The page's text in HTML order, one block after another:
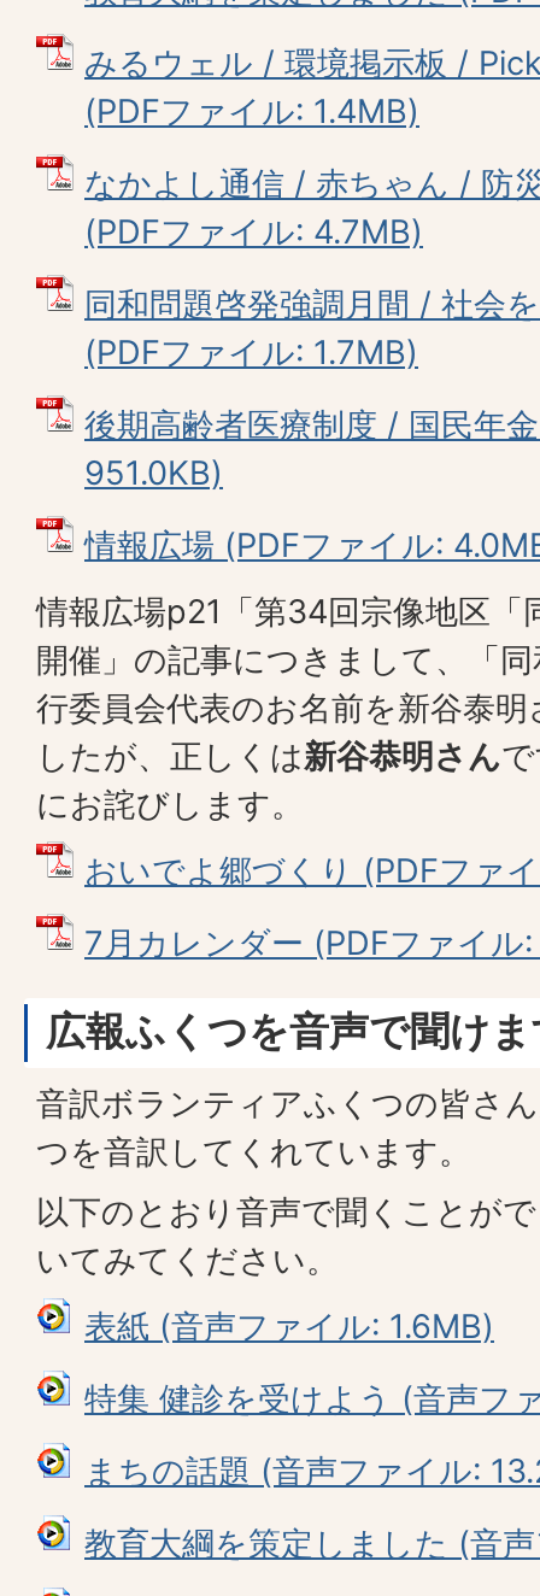
みるウェル / 環境掲示板 /
(PDFファイル: 1.4MB)
なかよし通信 / 赤ちゃん / 防
(PDFファイル: 4.7MB)
同和問題啓発強調月間 / 社会
(PDFファイル: 1.7MB)
後期高齢者医療制度 / 国民年
951.0KB)
情報広場 (PDFファイル:
情報広場p21「第34回宗像地区「
開催」の記事につきまして、「
行委員会代表のお名前を新谷泰
したが、正しくは新谷恭明さん
にお詫びします。
おいでよ郷づくり (PDFファ
7月カレンダー (PDFファイル
広報ふくつを音声で聞け
音訳ボランティアふくつの皆さ
つを音訳してくれています。
以下のとおり音声で聞くことが
いてみてください。
表紙 (音声ファイル: 1.6MB)
特集 健診を受けよう (音声フ
まちの話題 (音声ファイル:
教育大綱を策定しました (音